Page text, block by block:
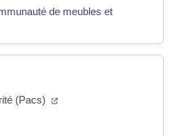
de meubles et
(Pacs) (ouverture dans un
dans un nouvel onglet)